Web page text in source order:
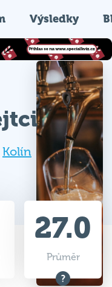
Výsledky
Kolín
27.0
Průměr